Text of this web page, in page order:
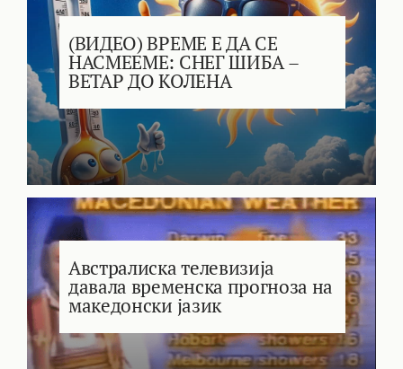
(ВИДЕО) ВРЕМЕ Е ДА СЕ
НАСМЕЕМЕ: СНЕГ ШИБА –
ВЕТАР ДО КОЛЕНА
Австралиска телевизија
давала временска прогноза на
македонски јазик